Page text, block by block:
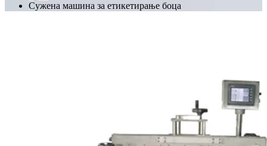
Сужена машина за етикетирање боца